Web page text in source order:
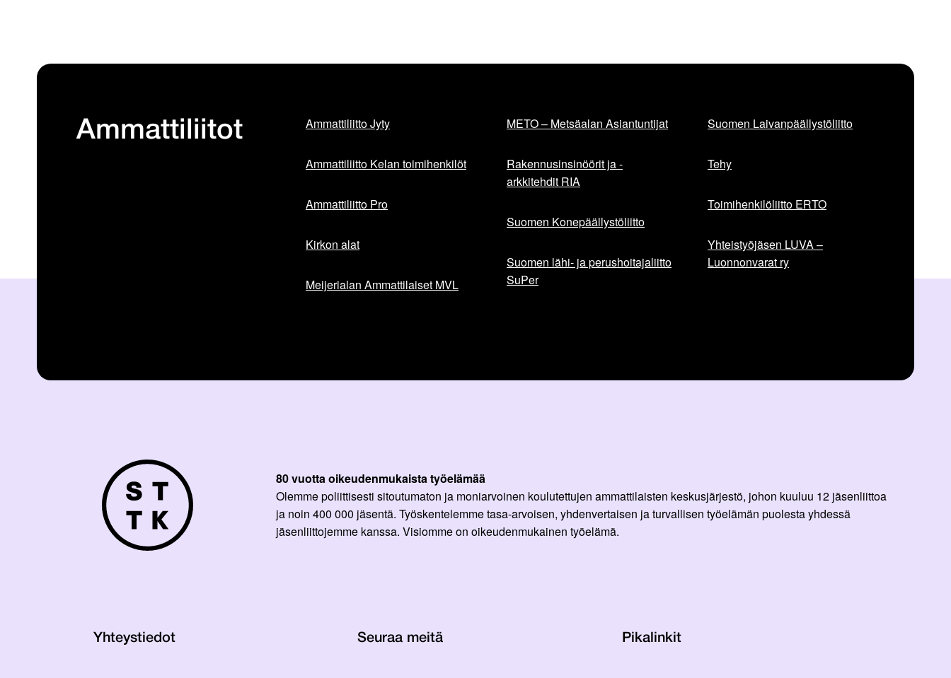
Ammattiliitot Ammattiliitto Jyty
Ammattiliitto Kelan toimihenkilöt
Ammattiliitto Pro
Kirkon alat
Meijerialan Ammattilaiset MVL
METO – Metsäalan Asiantuntijat
Rakennusinsinöörit ja -
arkkitehdit RIA
Suomen Konepäällystöliitto
Suomen lähi- ja perushoitajaliitto
SuPer
Suomen Laivanpäällystöliitto
Tehy
Toimihenkilöliitto ERTO
Yhteistyöjäsen LUVA –
Luonnonvarat ry
80 vuotta oikeudenmukaista työelämää
Olemme poliittisesti sitoutumaton ja moniarvoinen koulutettujen ammattilaisten keskusjärjestö, johon kuuluu 12 jäsenliittoa
ja noin 400 000 jäsentä. Työskentelemme tasa-arvoisen, yhdenvertaisen ja turvallisen työelämän puolesta yhdessä
jäsenliittojemme kanssa. Visiomme on oikeudenmukainen työelämä.
Yhteystiedot Seuraa meitä Pikalinkit